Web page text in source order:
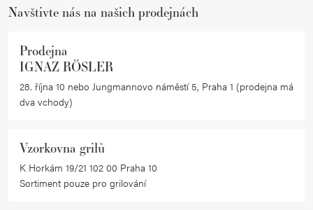
Navštivte nás na našich prodejnách
Prodejna
IGNAZ RÖSLER
28. října 10 nebo Jungmannovo náměstí 5, Praha 1 (prodejna má
dva vchody)
Vzorkovna grilů
K Horkám 19/21 102 00 Praha 10
Sortiment pouze pro grilování